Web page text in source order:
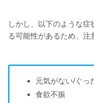
しかし、以下のような
る可能性があるため、注
元気がない/ぐっ
食欲不振